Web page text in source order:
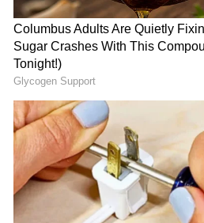
నందిగామ మున్సిపల్‌